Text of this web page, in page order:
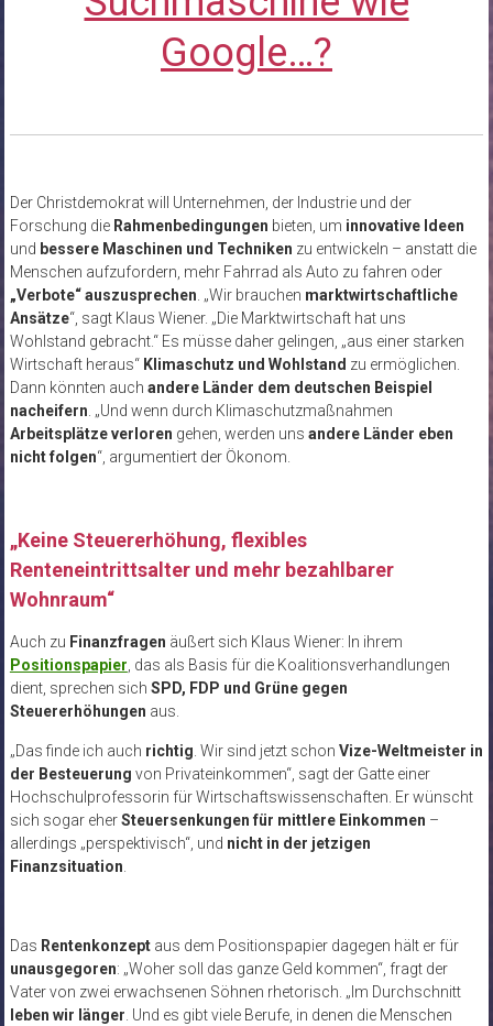
Google…?
Der Christdemokrat will Unternehmen, der Industrie und der
Forschung die Rahmenbedingungen bieten, um innovative Ideen
und bessere Maschinen und Techniken zu entwickeln – anstatt die
Menschen aufzufordern, mehr Fahrrad als Auto zu fahren oder
„Verbote“ auszusprechen . „Wir brauchen marktwirtschaftliche
Ansätze“, sagt Klaus Wiener. „Die Marktwirtschaft hat uns
Wohlstand gebracht.“ Es müsse daher gelingen, „aus einer starken
Wirtschaft heraus“ Klimaschutz und Wohlstand zu ermöglichen.
Dann könnten auch andere Länder dem deutschen Beispiel
nacheifern . „Und wenn durch Klimaschutzmaßnahmen
Arbeitsplätze verloren gehen, werden uns andere Länder eben
nicht folgen“, argumentiert der Ökonom.
„Keine Steuererhöhung, flexibles
Renteneintrittsalter und mehr bezahlbarer
Wohnraum“
Auch zu Finanzfragen äußert sich Klaus Wiener: In ihrem
Positionspapier , das als Basis für die Koalitionsverhandlungen
dient, sprechen sich SPD, FDP und Grüne gegen
Steuererhöhungen aus.
„Das finde ich auch richtig . Wir sind jetzt schon Vize-Weltmeister in
der Besteuerung von Privateinkommen“, sagt der Gatte einer
Hochschulprofessorin für Wirtschaftswissenschaften. Er wünscht
sich sogar eherSteuersenkungen für mittlere Einkommen –
allerdings „perspektivisch“, und nicht in der jetzigen
Finanzsituation
Das Rentenkonzeptaus dem Positionspapier dagegen hält er für
unausgegoren: „Woher soll das ganze Geld kommen“, fragt der
Vater von zwei erwachsenen Söhnen rhetorisch. „Im Durchschnitt
leben wir länger . Und es gibt viele Berufe, in denen die Menschen